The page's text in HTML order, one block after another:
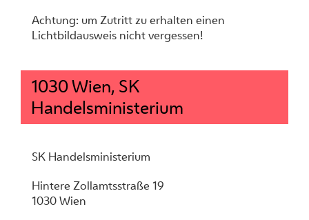
Achtung: um Zutritt zu erhalten einen
Lichtbildausweis nicht vergessen!
1030 Wien, SK
Handelsministerium
SK Handelsministerium
Hintere Zollamtsstraße 19
1030 Wien